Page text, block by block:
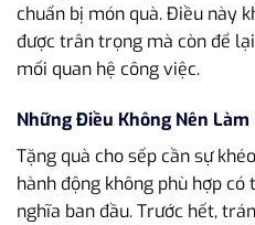
chuẩn bị món quà. Điều này
được trân trọng mà còn để
mối quan hệ công việc.
Những Điều Không Nên Làm
Tặng quà cho sếp cần sự
hành động không phù hợp
nghĩa ban đầu. Trước hết,